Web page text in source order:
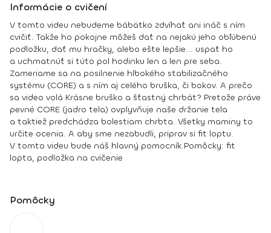
Informácie o cvičení
V tomto videu nebudeme bábätko zdvíhať ani ináč s ním
cvičiť. Takže ho pokojne môžeš dať na nejakú jeho obľúbenú
podložku, dať mu hračky, alebo ešte lepšie... uspať ho
a uchmatnúť si túto pol hodinku len a len pre seba.
Zameriame sa na posilnenie hlbokého stabilizačného
systému (CORE) a s ním aj celého bruška, či bokov. A prečo
sa video volá Krásne bruško a šťastný chrbát? Pretože práve
pevné CORE (jadro tela) ovplyvňuje naše držanie tela
a taktiež predchádza bolestiam chrbta. Všetky maminy to
určite ocenia. A aby sme nezabudli, priprav si fit loptu.
V tomto videu bude náš hlavný pomocník.Pomôcky: fit
lopta, podložka na cvičenie
Pomôcky